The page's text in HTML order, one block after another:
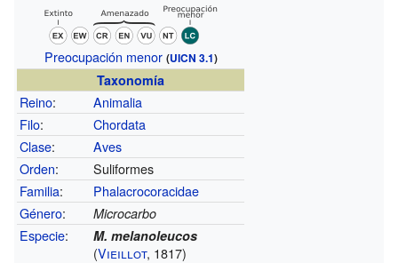
Preocupación menor (UICN 3.1)
Taxonomía
Reino:
Animalia
Filo:
Chordata
Clase:
Aves
Orden:
Suliformes
Familia:
Phalacrocoracidae
Género: Microcarbo
Especie: M. melanoleucos
(Vieillot, 1817)